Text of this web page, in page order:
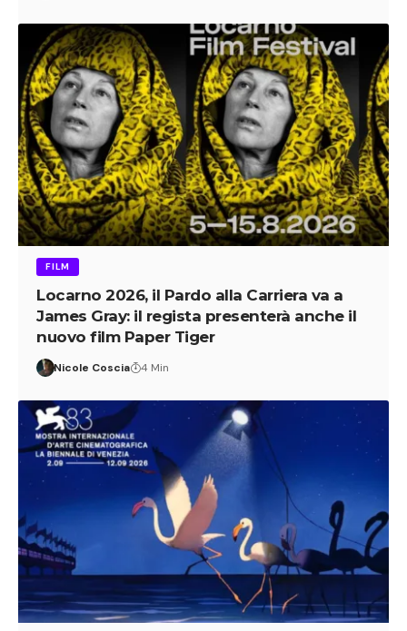
FILM
Locarno 2026, il Pardo alla Carriera va a
James Gray: il regista presenterà anche il
nuovo film Paper Tiger
Nicole Coscia 4 Min